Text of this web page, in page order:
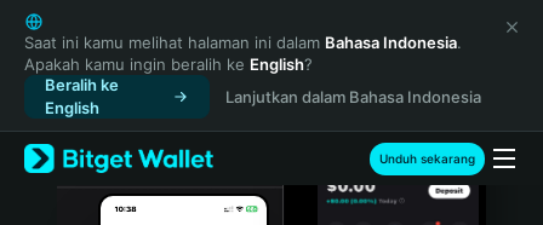
English
日本語
Tiếng Việt
Русский
Español (Latinoamérica)
Türkçe
Italiano
Saat ini kamu melihat halaman ini dalam Bahasa Indonesia.
Apakah kamu ingin beralih ke English?
Beralih ke
English
Lanjutkan dalam Bahasa Indonesia
Unduh sekarang